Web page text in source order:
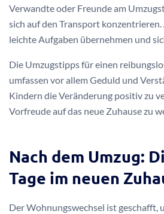
Verwandte oder Freunde am
sich auf den Transport
leichte Aufgaben übernehmen und
Die Umzugstipps für einen
umfassen vor allem Geduld und
Kindern die Veränderung positiv zu
Vorfreude auf das neue Zuhause zu
Nach dem Umzug:
Tage im neuen
Der Wohnungswechsel ist geschafft,